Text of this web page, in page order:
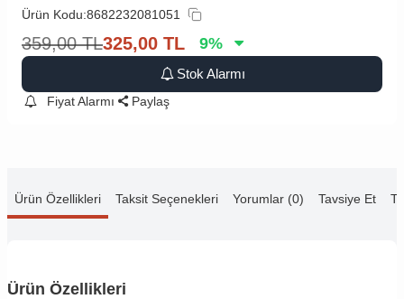
Ürün Kodu:8682232081051
359,00 TL325,00 TL 9%
Stok Alarmı
Fiyat Alarmı Paylaş
Ürün Özellikleri Taksit Seçenekleri Yorumlar (0) Tavsiye Et
Ürün Özellikleri